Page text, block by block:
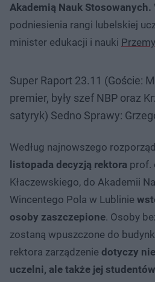
Akademią Nauk Stosowanych.
podniesienia rangi lubelskiej
minister edukacji i nauki
Super Raport 23.11 (Goście:
premier, były szef NBP oraz
satyryk) Sedno Sprawy:
Według najnowszego
listopada decyzją rektora prof.
Kłaczewskiego, do Akademii
Wincentego Pola w Lublinie
osoby zaszczepione. Osoby
zostaną wpuszczone do
rektora zarządzenie dotyczy
uczelni, ale także jej studentów